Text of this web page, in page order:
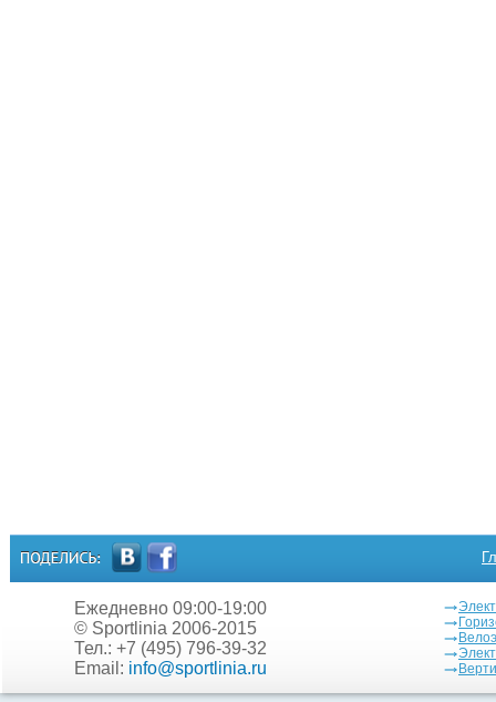
Ежедневно 09:00-19:00
© Sportlinia 2006-2015
Тел.: +7 (495) 796-39-32
Email: info@sportlinia.ru